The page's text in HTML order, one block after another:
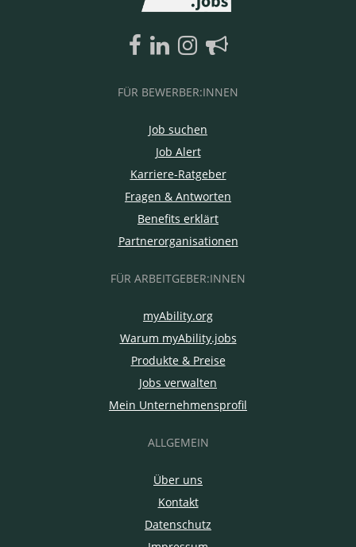
FÜR BEWERBER:INNEN
Job suchen
Job Alert
Karriere-Ratgeber
Fragen & Antworten
Benefits erklärt
Partnerorganisationen
FÜR ARBEITGEBER:INNEN
myAbility.org
Warum myAbility.jobs
Produkte & Preise
Jobs verwalten
Mein Unternehmensprofil
ALLGEMEIN
Über uns
Kontakt
Datenschutz